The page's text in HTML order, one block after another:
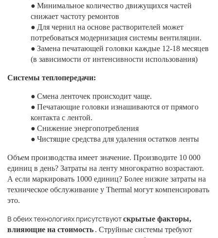
● Минимальное количество движущихся частей
снижает частоту ремонтов
● Для чернил на основе растворителей может
потребоваться модернизация системы вентиляции.
● Замена печатающей головки каждые 12-18 месяцев
(в зависимости от интенсивности использования)
Системы теплопередачи:
● Смена ленточек происходит чаще.
● Печатающие головки изнашиваются от прямого
контакта с лентой.
● Снижение энергопотребления
● Чистящие средства для удаления остатков ленты
Объем производства имеет значение. Производите 10 000
единиц в день? Затраты на ленту многократно возрастают.
А если маркировать 1000 единиц? Более низкие затраты на
техническое обслуживание у Thermal могут компенсировать
это.
В обеих технологиях присутствуютскрытые факторы,
влияющие на стоимость . Струйные системы требуют